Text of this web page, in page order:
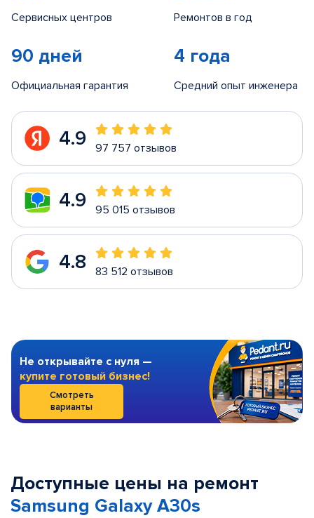
Сервисных центров Ремонтов в год
90 дней
Официальная гарантия
4 года
Средний опыт инженера
4.9 97 757 отзывов
4.9 95 015 отзывов
4.8 83 512 отзывов
Не открывайте с нуля —
купите готовый бизнес!
Смотреть
варианты
Доступные цены на ремонт
Samsung Galaxy A30s